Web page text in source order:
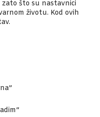
što su nastavnici
životu. Kod ovih